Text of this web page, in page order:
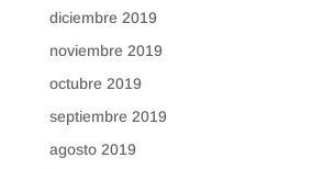
diciembre 2019
noviembre 2019
octubre 2019
septiembre 2019
agosto 2019